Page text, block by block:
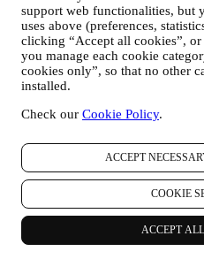
support web functionalities, but
uses above (preferences,
clicking “Accept all cookies”,
you manage each cookie
cookies only”, so that no other
installed.
Check our Cookie Policy.
ACCEPT
COOKIE
ACCEPT
protection des données. Nous
importante lorsqu’il s’agit
appuyons donc sur les dernières
toutes vos données personnelles et
crédit soient entièrement
Nous utilisons les données pour
Web et nos services pour rendre
Nous utilisons les données pour
à l’heure de cuisiner avec Le
nouveautés et les offres
Si vous décidez de faire partie de
groupe et de recevoir les
Creuset, nous vous enverrons des
personnalisées et vous